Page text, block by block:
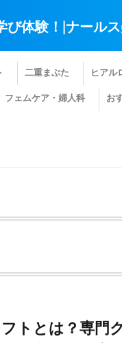
び体験！|ナール
二重まぶた ヒアル
フェムケア・婦人科 お
トとは？専門